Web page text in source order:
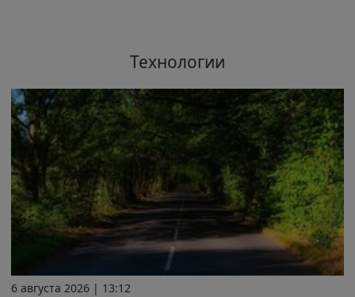
Технологии
6 августа 2026 | 13:12